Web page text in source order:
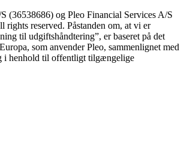
(36538686) og Pleo Financial Services A/S
rights reserved. Påstanden om, at vi er
til udgiftshåndtering”, er baseret på det
som anvender Pleo, sammenlignet med
i henhold til offentligt tilgængelige